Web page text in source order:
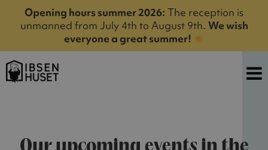
Opening hours summer 2026: The reception is
unmanned from July 4th to August 9th. We wish
everyone a great summer!